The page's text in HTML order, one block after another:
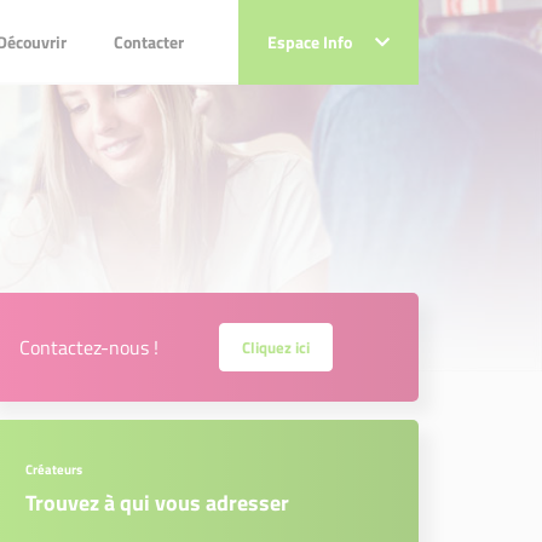
Contacter Espace Info
Contacter Espace Info
Contactez-nous ! Cliquez ici
Créateurs
Trouvez à qui vous adresser